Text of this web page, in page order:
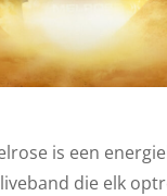
is een
die elk